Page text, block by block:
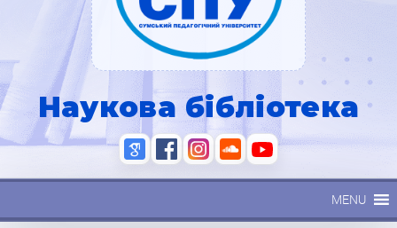
Наукова бібліотека
MENU